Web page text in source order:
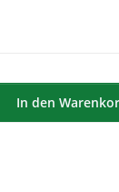
In den